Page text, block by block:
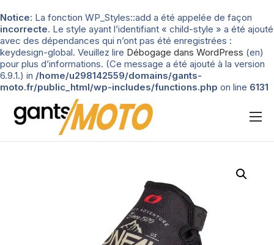
Notice: La fonction WP_Styles::add a été appelée de façon
incorrecte. Le style ayant l’identifiant « child-style » a été ajouté
avec des dépendances qui n’ont pas été enregistrées :
keydesign-global. Veuillez lire Débogage dans WordPress (en)
pour plus d’informations. (Ce message a été ajouté à la version
6.9.1.) in /home/u298142559/domains/gants-
moto.fr/public_html/wp-includes/functions.php on line 6131
Nos tests